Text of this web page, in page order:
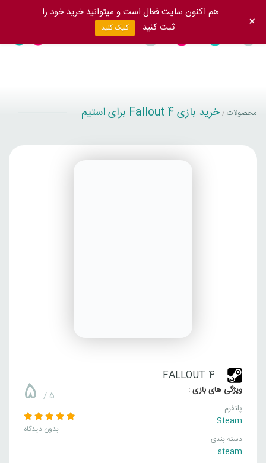
محصولات / خرید بازی Fallout 4 برای استیم
FALLOUT 4
ویژگی های بازی :
پلتفرم
Steam
دسته بندی
steam
5 / 5
بدون دیدگاه
هم اکنون سایت فعال است و میتوانید خرید خود را
ثبت کنید
کلیک کنید +